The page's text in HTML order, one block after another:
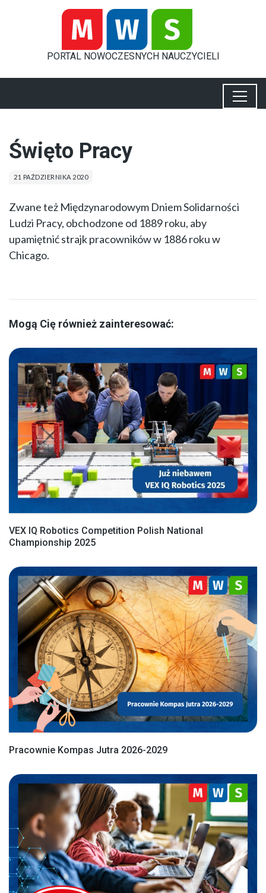
PORTAL NOWOCZESNYCH NAUCZYCIELI
Święto Pracy
21 PAŹDZIERNIKA 2020
Zwane też Międzynarodowym Dniem Solidarności
Ludzi Pracy, obchodzone od 1889 roku, aby
upamiętnić strajk pracowników w 1886 roku w
Chicago.
Mogą Cię również zainteresować:
VEX IQ Robotics Competition Polish National
Championship 2025
Pracownie Kompas Jutra 2026-2029